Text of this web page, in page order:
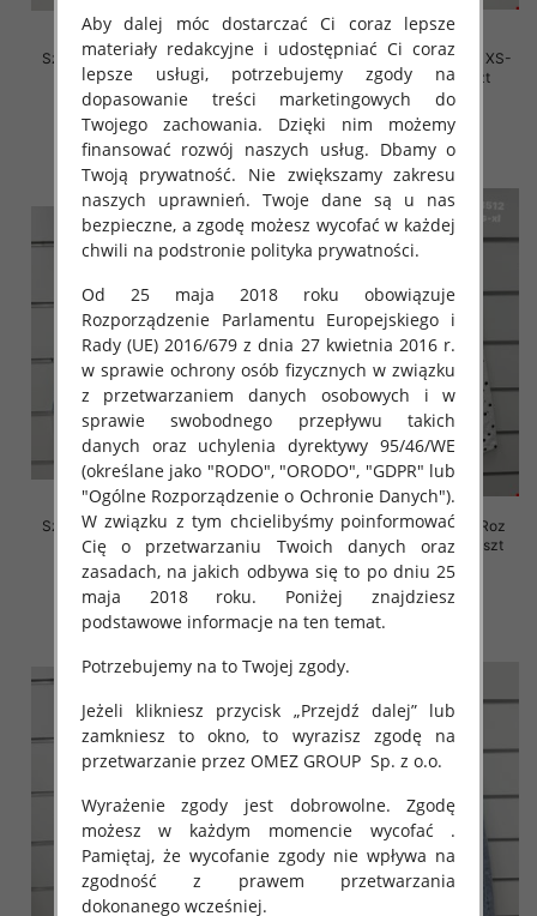
Szorty damskie jeansy Roz XS-
XL, 1 Kolor Paczka 10 szt
46.00 zł
szczegóły
Szorty damskie jeansy Roz XS-
XL, 1 Kolor Paczka 10 szt
44.00 zł
szczegóły
Szorty damskie jeansy Roz XS-
XL, 1 Kolor Paczka 10 szt
44.00 zł
szczegóły
Rybaczki damskie jeansy Roz
XS-XL, 1 Kolor Paczka 10 szt
54.00 zł
szczegóły
Aby dalej móc dostarczać Ci coraz lepsze
materiały redakcyjne i udostępniać Ci coraz
lepsze usługi, potrzebujemy zgody na
dopasowanie treści marketingowych do
Twojego zachowania. Dzięki nim możemy
finansować rozwój naszych usług. Dbamy o
Twoją prywatność. Nie zwiększamy zakresu
naszych uprawnień. Twoje dane są u nas
bezpieczne, a zgodę możesz wycofać w każdej
chwili na podstronie polityka prywatności.
Od 25 maja 2018 roku obowiązuje
Rozporządzenie Parlamentu Europejskiego i
Rady (UE) 2016/679 z dnia 27 kwietnia 2016 r.
w sprawie ochrony osób fizycznych w związku
z przetwarzaniem danych osobowych i w
sprawie swobodnego przepływu takich
danych oraz uchylenia dyrektywy 95/46/WE
(określane jako "RODO", "ORODO", "GDPR" lub
"Ogólne Rozporządzenie o Ochronie Danych").
W związku z tym chcielibyśmy poinformować
Cię o przetwarzaniu Twoich danych oraz
zasadach, na jakich odbywa się to po dniu 25
maja 2018 roku. Poniżej znajdziesz
podstawowe informacje na ten temat.
Potrzebujemy na to Twojej zgody.
Jeżeli klikniesz przycisk „Przejdź dalej” lub
zamkniesz to okno, to wyrazisz zgodę na
przetwarzanie przez OMEZ GROUP Sp. z o.o.
Wyrażenie zgody jest dobrowolne. Zgodę
możesz w każdym momencie wycofać .
Pamiętaj, że wycofanie zgody nie wpływa na
zgodność z prawem przetwarzania
dokonanego wcześniej.